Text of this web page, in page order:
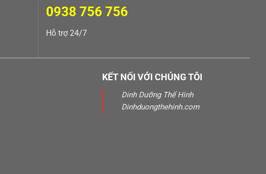
0938 756 756
Hỗ trợ 24/7
KẾT NỐI VỚI CHÚNG TÔI
Dinh Dưỡng Thể Hình
Dinhduongthehinh.com